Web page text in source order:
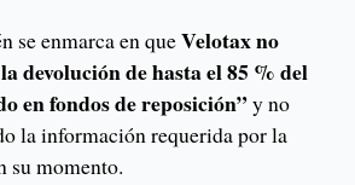
se enmarca en queVelotax no
devolución de hasta el 85 % del
en fondos de reposición”y no
la información requerida por la
su momento.